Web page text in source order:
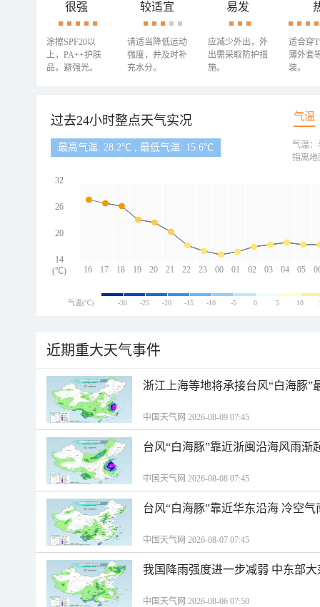
很强
涂擦SPF20以
上，PA++护肤
品，避强光。
较适宜
请适当降低运动
强度，并及时补
充水分。
易发
应减少外出，外
出需采取防护措
施。
适合穿
薄外套
装。
过去24小时整点天气实况 气温
最高气温: 28.2℃ , 最低气温: 15.6℃
16 17 18 19 20 21 22 23 00 01 02 03 04 05
32
26
20
14
(℃)
气温：
指离地
气温(℃) -30 -25 -20 -15 -10 -5 0 5 10
近期重大天气事件
浙江上海等地将承接台风“白海豚”
中国天气网 2026-08-09 07:45
台风“白海豚”靠近浙闽沿海风雨渐
中国天气网 2026-08-08 07:45
台风“白海豚”靠近华东沿海 冷空
中国天气网 2026-08-07 07:45
我国降雨强度进一步减弱 中东部
中国天气网 2026-08-06 07:50